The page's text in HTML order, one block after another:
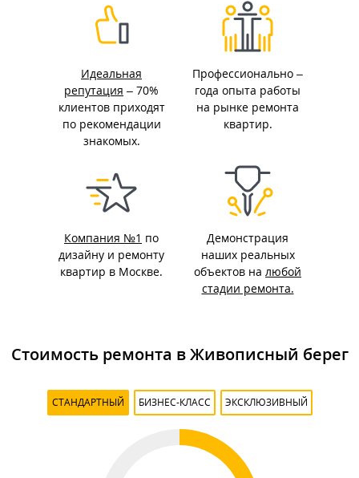
Идеальная
репутация – 70%
клиентов приходят
по рекомендации
знакомых.
Профессионально –
года опыта работы
на рынке ремонта
квартир.
Компания №1 по
дизайну и ремонту
квартир в Москве.
Демонстрация
наших реальных
объектов на любой
стадии ремонта.
Стоимость ремонта в Живописный берег
СТАНДАРТНЫЙ БИЗНЕС-КЛАСС ЭКСКЛЮЗИВНЫЙ